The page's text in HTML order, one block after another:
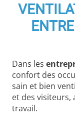
Dans les
confort des
sain et bien
et des visiteurs,
travail.